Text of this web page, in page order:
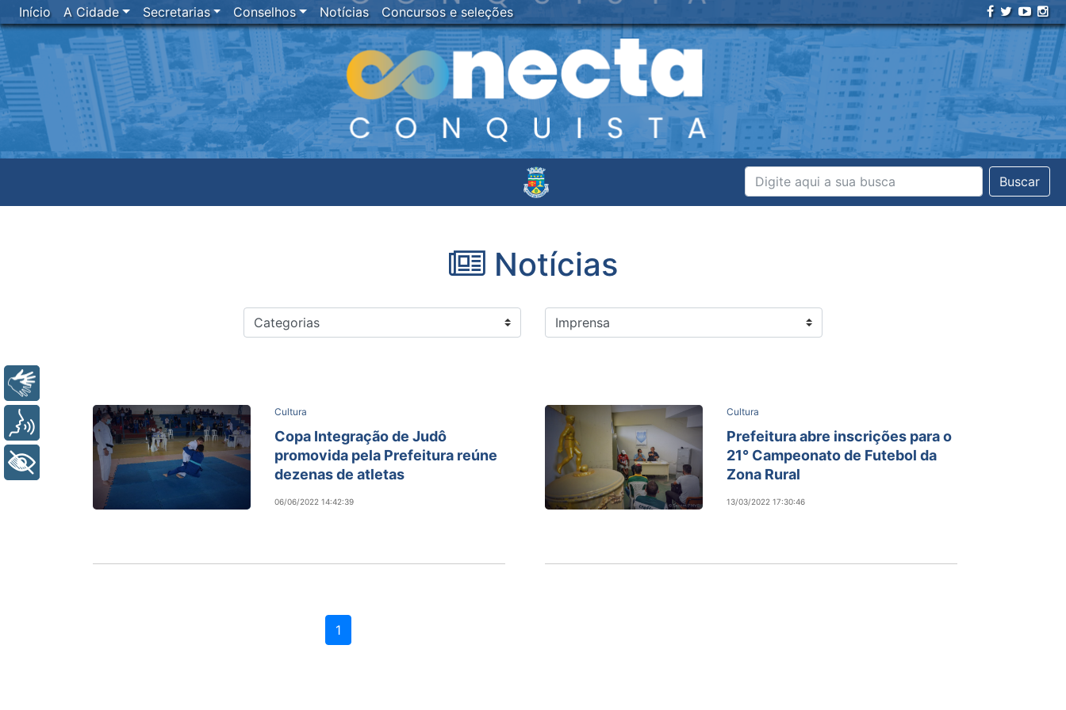
Início A Cidade Secretarias Conselhos Notícias Concursos e seleções
Buscar
Notícias
Cultura
Copa Integração de Judô
promovida pela Prefeitura reúne
dezenas de atletas
06/06/2022 14:42:39
Cultura
Prefeitura abre inscrições para o
21° Campeonato de Futebol da
Zona Rural
13/03/2022 17:30:46
1
+ Acessibilidade